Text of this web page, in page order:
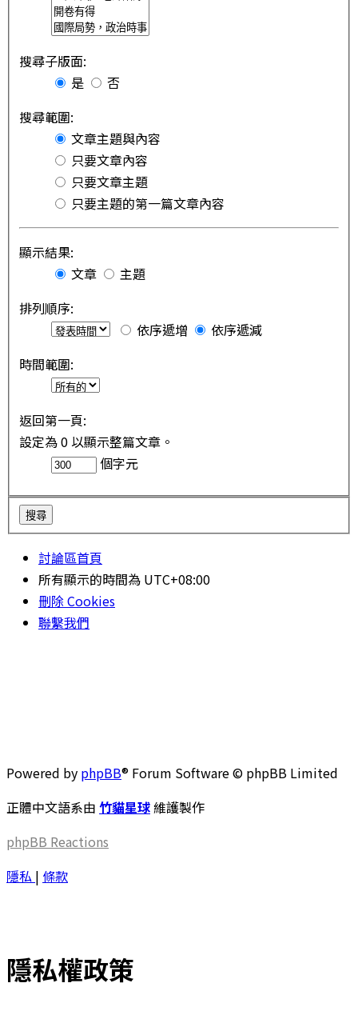
搜尋子版面:
是
否
搜尋範圍:
文章主題與內容
只要文章內容
只要文章主題
只要主題的第一篇文章內容
顯示結果:
文章
主題
排列順序:
依序遞增
依序遞減
時間範圍:
返回第一頁:
設定為 0 以顯示整篇文章。
個字元
討論區首頁
所有顯示的時間為 UTC+08:00
刪除 Cookies
聯繫我們
Powered by phpBB® Forum Software © phpBB Limited
正體中文語系由 竹貓星球維護製作
phpBB Reactions
隱私 | 條款
隱私權政策